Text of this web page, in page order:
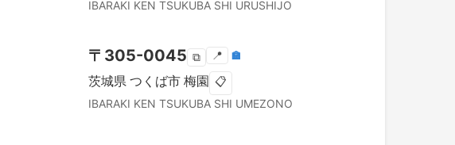
IBARAKI KEN TSUKUBA SHI URUSHIJO
〒 305-0045 ⧉ 📍 🏣
茨城県 つくば市 梅園 📋
IBARAKI KEN TSUKUBA SHI UMEZONO